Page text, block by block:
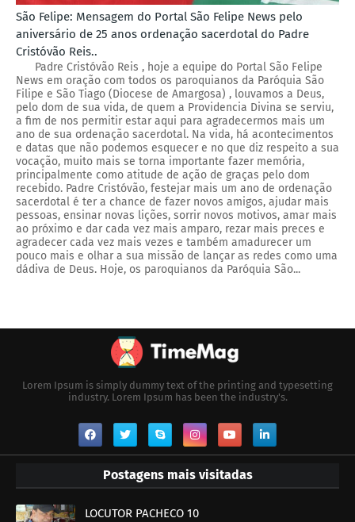
São Felipe: Mensagem do Portal São Felipe News pelo
aniversário de 25 anos ordenação sacerdotal do Padre
Cristóvão Reis..
Padre Cristóvão Reis , hoje a equipe do Portal São Felipe
News em oração com todos os paroquianos da Paróquia São
Filipe e São Tiago (Diocese de Amargosa) , louvamos a Deus,
pelo dom de sua vida, de quem a Providencia Divina se serviu,
a fim de nos permitir estar aqui para agradecermos mais um
ano de sua ordenação sacerdotal. Na vida, há acontecimentos
e datas que não podemos esquecer e no que diz respeito a sua
vocação, muito mais se torna importante fazer memória,
principalmente como atitude de ação de graças pelo dom
recebido. Padre Cristóvão, festejar mais um ano de ordenação
sacerdotal é ter a chance de fazer novos amigos, ajudar mais
pessoas, ensinar novas lições, sorrir novos motivos, amar mais
ao próximo e dar cada vez mais amparo, rezar mais preces e
agradecer cada vez mais vezes e também amadurecer um
pouco mais e olhar a sua missão de lançar as redes como uma
dádiva de Deus. Hoje, os paroquianos da Paróquia São...
Lorem Ipsum is simply dummy text of the printing and typesetting
industry. Lorem Ipsum has been the industry's.
Postagens mais visitadas
LOCUTOR PACHECO 10